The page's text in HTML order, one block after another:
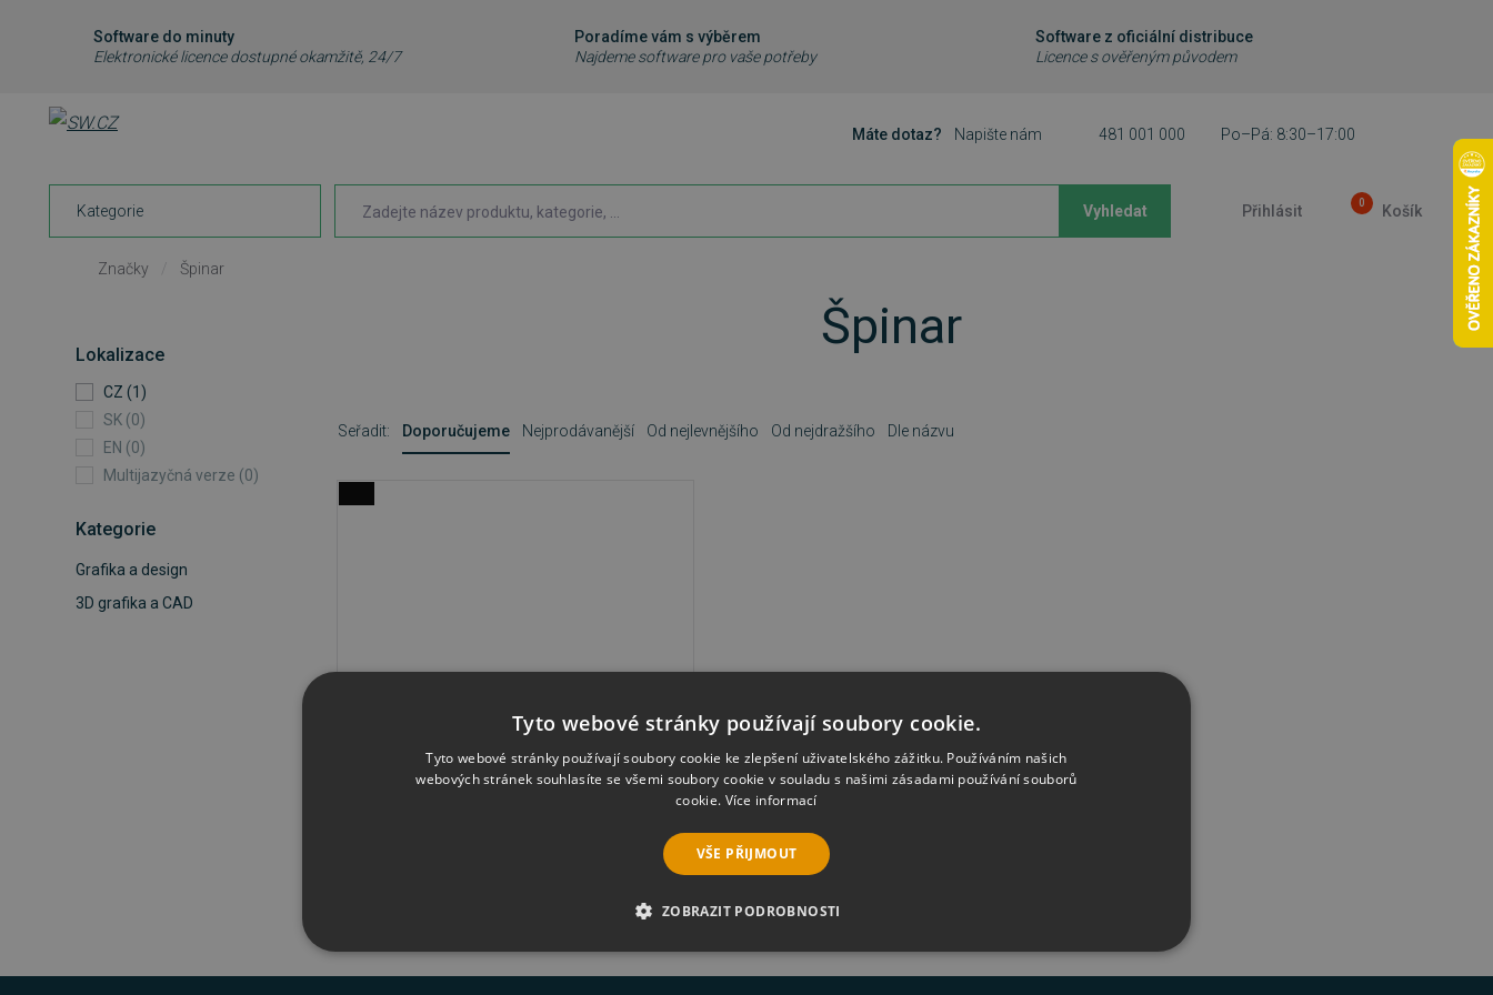
Software do minuty
Elektronické licence dostupné okamžitě, 24/7
Poradíme vám s výběrem
Najdeme software pro vaše potřeby
Software z oficiální distribuce
Licence s ověřeným původem
Máte dotaz? Napište nám 481 001 000 Po–Pá: 8:30–17:00
Kategorie Vyhledat Přihlásit 0 Košík
Značky Špinar
Lokalizace
CZ (1)
SK (0)
EN (0)
Multijazyčná verze (0)
Kategorie
Grafika a design
3D grafika a CAD
Špinar
Seřadit: Doporučujeme Nejprodávanější Od nejlevnějšího Od nejdražšího Dle názvu
TurboCAD Designer 2D 30 CZ
Tyto webové stránky používají soubory cookie.
Tyto webové stránky používají soubory cookie ke zlepšení uživatelského zážitku. Používáním našich
webových stránek souhlasíte se všemi soubory cookie v souladu s našimi zásadami používání souborů
cookie. Více informací
VŠE PŘIJMOUT
ZOBRAZIT PODROBNOSTI
NEZBYTNĚ NUTNÉ SOUBORY VÝKONOVÉ SOUBORY SOUBORY CÍLENÍ